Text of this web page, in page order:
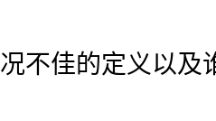
不佳的定义以及